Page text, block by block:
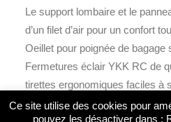
Le support lombaire et le
d’un filet d’air pour un confort
Oeillet pour poignée de bagage
Fermetures éclair YKK RC de
tirettes ergonomiques faciles à
des doigts gelés
Ce site utilise des cookies pour
pouvez les désactiver dans :